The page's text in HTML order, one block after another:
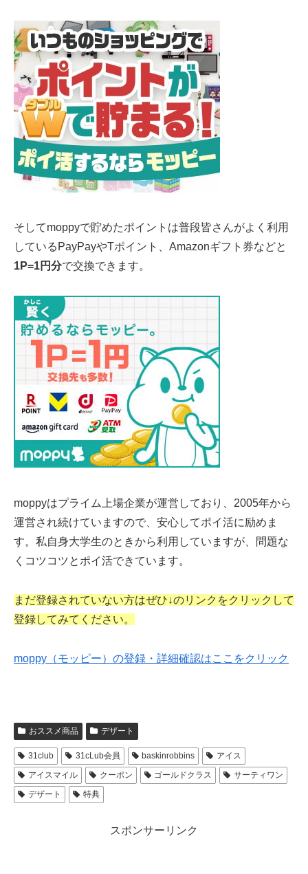
そしてmoppyで貯めたポイントは普段皆さんがよく利用
しているPayPayやTポイント、Amazonギフト券などと
1P=1円分で交換できます。
moppyはプライム上場企業が運営しており、2005年から
運営され続けていますので、安心してポイ活に励めま
す。私自身大学生のときから利用していますが、問題な
くコツコツとポイ活できています。
まだ登録されていない方はぜひ↓のリンクをクリックして
登録してみてください。
moppy（モッピー）の登録・詳細確認はここをクリック
おススメ商品 デザート
31club 31cLub会員 baskinrobbins
アイス
アイスマイル
クーポン ゴールドクラス
サーティワン
デザート
特典
スポンサーリンク